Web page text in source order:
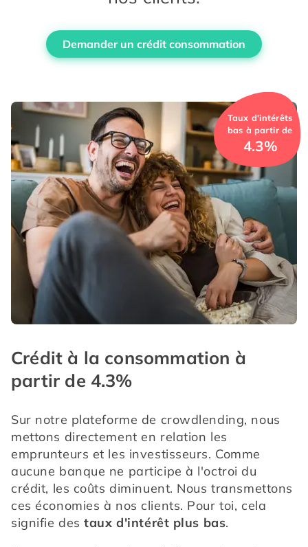
Demander un crédit consommation
Taux d'intérêts
bas à partir de
4.3%
Crédit à la consommation à
partir de 4.3%
Sur notre plateforme de crowdlending, nous
mettons directement en relation les
emprunteurs et les investisseurs. Comme
aucune banque ne participe à l'octroi du
crédit, les coûts diminuent. Nous transmettons
ces économies à nos clients. Pour toi, cela
signifie des taux d'intérêt plus bas.